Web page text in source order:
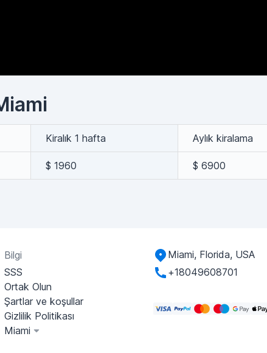
Kiralık 1 hafta Aylık kiralama
$ 1960 $ 6900
Bilgi
SSS
Ortak Olun
Şartlar ve koşullar
Gizlilik Politikası
Miami
Miami, Florida, USA
+18049608701